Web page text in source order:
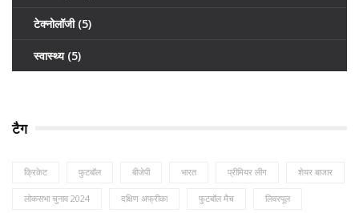
टेक्नोलॉजी (5)
स्वास्थ्य (5)
टैग
क्रिकेट फुटबॉल बीजेपी भारत प्रीमियर लीग शेयर बाजार
लोकसभा चुनाव 2024 दक्षिण अफ्रीका फुटबॉल मैच लिवरपूल